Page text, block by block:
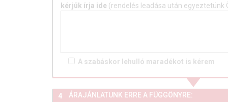
kérjük írja ide (rendelés leadása után egyeztetünk
A szabáskor lehulló maradékot is kérem
4 ÁRAJÁNLATUNK ERRE A FÜGGÖNYRE: